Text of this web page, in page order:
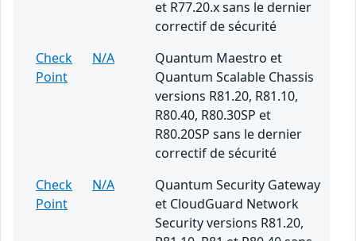
et R77.20.x sans le dernier
correctif de sécurité
Check
Point
N/A
Quantum Maestro et
Quantum Scalable Chassis
versions R81.20, R81.10,
R80.40, R80.30SP et
R80.20SP sans le dernier
correctif de sécurité
Check
Point
N/A
Quantum Security Gateway
et CloudGuard Network
Security versions R81.20,